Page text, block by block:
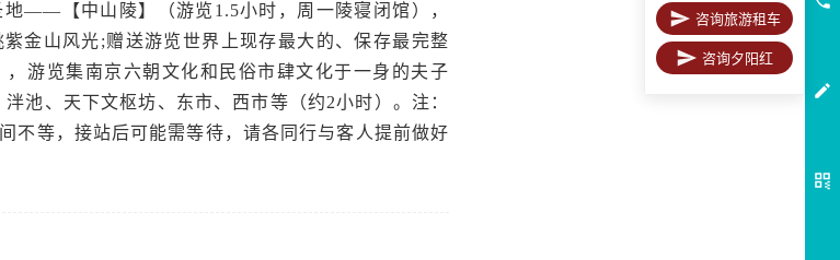
——【中山陵】（游览1.5小时，周一陵寝闭馆），
金山风光;赠送游览世界上现存最大的、保存最完整
游览集南京六朝文化和民俗市肆文化于一身的夫子
池、天下文枢坊、东市、西市等（约2小时）。注：
不等，接站后可能需等待，请各同行与客人提前做好
咨询旅游租车
咨询夕阳红